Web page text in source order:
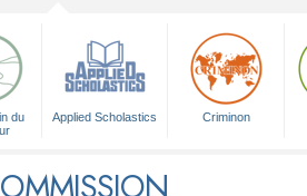
du
Applied Scholastics Criminon